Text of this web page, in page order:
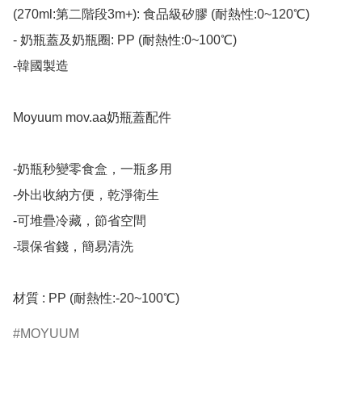
(270ml:第二階段3m+): 食品級矽膠 (耐熱性:0~120℃)
- 奶瓶蓋及奶瓶圈: PP (耐熱性:0~100℃)
-韓國製造​
Moyuum mov.aa奶瓶蓋配件
-奶瓶秒變零食盒，一瓶多用
-外出收納方便，乾淨衛生
-可堆疊冷藏，節省空間
-環保省錢，簡易清洗
材質 : PP (耐熱性:-20~100℃)
MOYUUM